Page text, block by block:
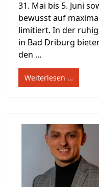
31. Mai bis 5. Juni
bewusst auf
limitiert. In der
in Bad Driburg
den ...
Weiterlesen …